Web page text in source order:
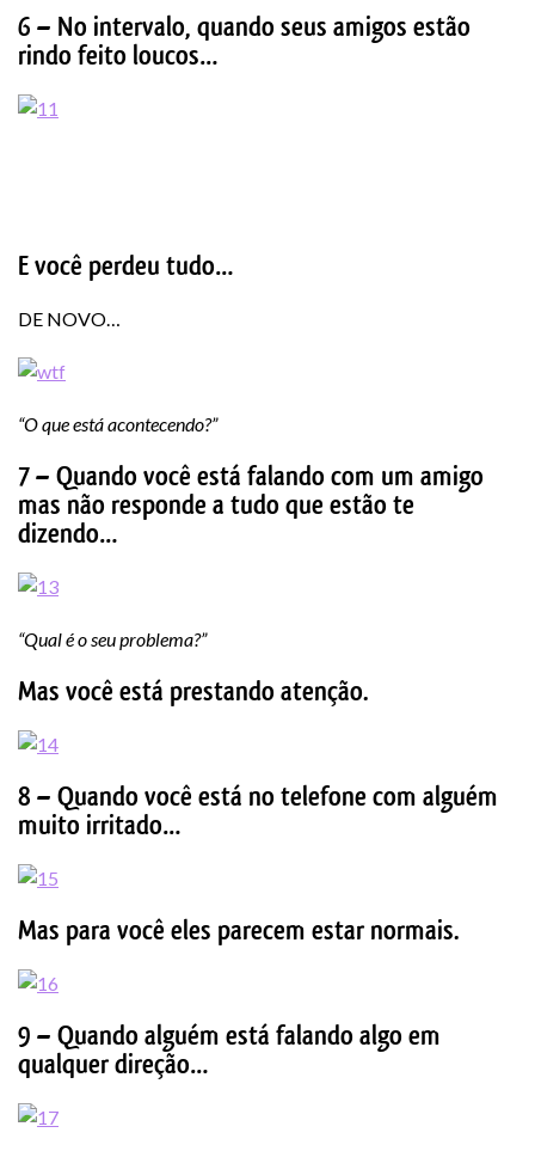
6 – No intervalo, quando seus amigos estão
rindo feito loucos…
E você perdeu tudo…
DE NOVO…
“O que está acontecendo?”
7 – Quando você está falando com um amigo
mas não responde a tudo que estão te
dizendo…
“Qual é o seu problema?”
Mas você está prestando atenção.
8 – Quando você está no telefone com alguém
muito irritado…
Mas para você eles parecem estar normais.
9 – Quando alguém está falando algo em
qualquer direção…